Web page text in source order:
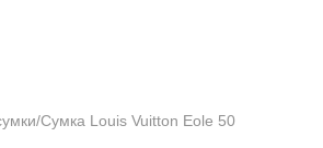
/Сумка Louis Vuitton Eole 50